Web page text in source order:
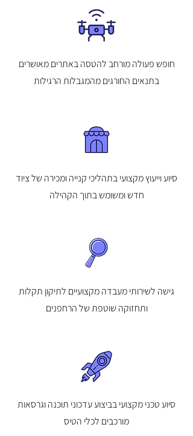
חופש פעולה מורחב להטסה באתרים מאושרים
בתנאים החורגים מהמגבלות הרגילות
סיוע וייעוץ מקצועי בתהליכי קנייה ומכירה של ציוד
חדש ומשומש בתוך הקהילה
גישה לשירותי מעבדה מקצועיים לתיקון תקלות
ותחזוקה שוטפת של הרחפנים
סיוע טכני מקצועי בביצוע עדכוני תוכנה וגרסאות
מורכבים לכלי הטיס